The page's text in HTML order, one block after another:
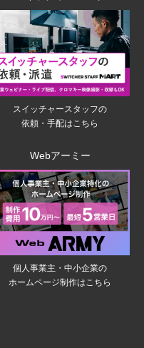
スイッチャースタッフの
依頼・手配はこちら
Webアーミー
個人事業主・中小企業の
ホームページ制作はこちら